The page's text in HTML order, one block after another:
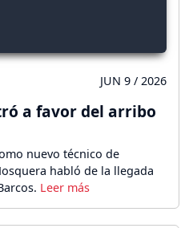
JUN 9 / 2026
a favor del arribo
nuevo técnico de
habló de la llegada